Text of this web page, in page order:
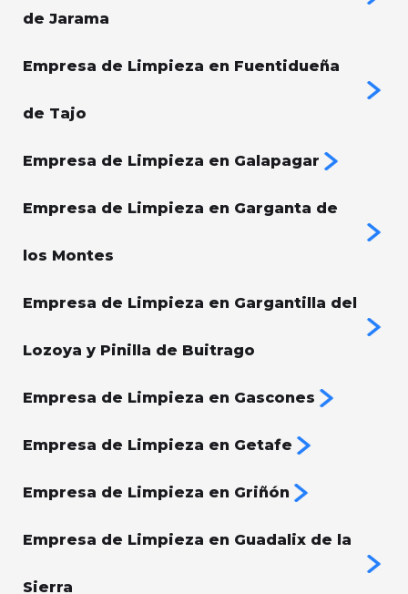
de Jarama
Empresa de Limpieza en Fuentidueña
de Tajo
Empresa de Limpieza en Galapagar
Empresa de Limpieza en Garganta de
los Montes
Empresa de Limpieza en Gargantilla del
Lozoya y Pinilla de Buitrago
Empresa de Limpieza en Gascones
Empresa de Limpieza en Getafe
Empresa de Limpieza en Griñón
Empresa de Limpieza en Guadalix de la
Sierra